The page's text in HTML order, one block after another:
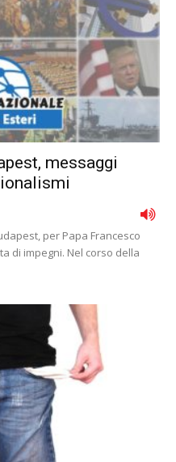
messaggi
per Papa Francesco
di impegni. Nel corso della